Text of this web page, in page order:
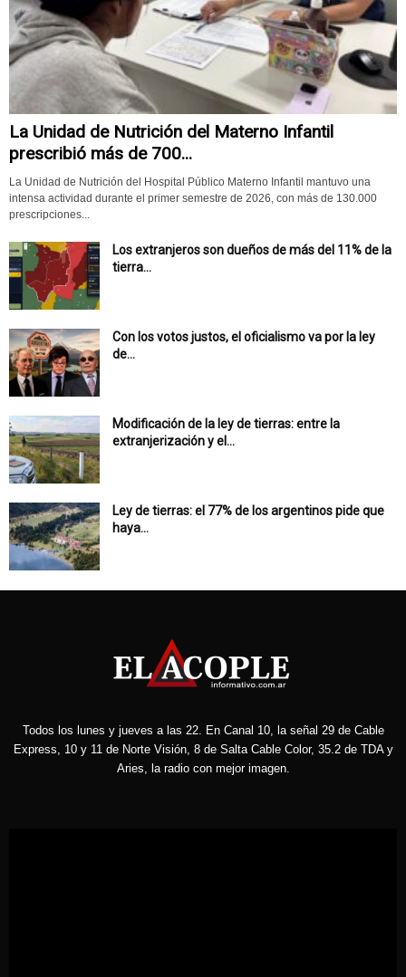
La Unidad de Nutrición del Materno Infantil
prescribió más de 700...
La Unidad de Nutrición del Hospital Público Materno Infantil mantuvo una
intensa actividad durante el primer semestre de 2026, con más de 130.000
prescripciones...
Los extranjeros son dueños de más del 11% de la
tierra...
Con los votos justos, el oficialismo va por la ley
de...
Modificación de la ley de tierras: entre la
extranjerización y el...
Ley de tierras: el 77% de los argentinos pide que
haya...
Todos los lunes y jueves a las 22. En Canal 10, la señal 29 de Cable
Express, 10 y 11 de Norte Visión, 8 de Salta Cable Color, 35.2 de TDA y
Aries, la radio con mejor imagen.